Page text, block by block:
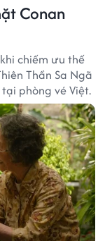
Conan
chiếm ưu thế
Thần Sa Ngã
phòng vé Việt.